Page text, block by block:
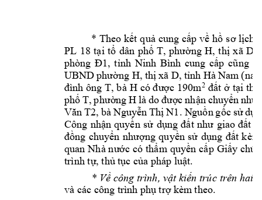
* Theo kết quả cung cấp về hồ sơ lịch
PL 18 tại tổ dân phố T, phường H, thị xã D,
phòng Đ1, tỉnh Ninh Bình cung cấp cũng
UBND phường H, thị xã D, tỉnh Hà Nam
đình ông T, bà H có được 190m2 đất ở tại th
phố T, phường H là do được nhận chuyển
Văn T2, bà Nguyễn Thị N1. Nguồn gốc sử
Công nhận quyền sử dụng đất như giao đất
đồng chuyển nhượng quyền sử dụng đất k
quan Nhà nước có thẩm quyền cấp Giấy ch
trình tự, thủ tục của pháp luật.
* Về công trình, vật kiến trúc trên hai
và các công trình phụ trợ kèm theo.